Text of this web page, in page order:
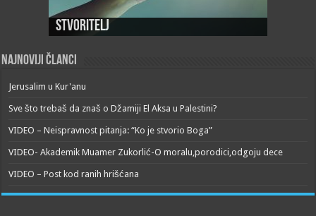
Stvoritelj
Najnoviji članci
Jerusalim u Kur'anu
Sve što trebaš da znaš o Džamiji El Aksa u Palestini?
VIDEO – Neispravnost pitanja: “Ko je stvorio Boga”
VIDEO- Akademik Muamer Zukorlić-O moralu,porodici,odgoju dece
VIDEO – Post kod ranih hrišćana